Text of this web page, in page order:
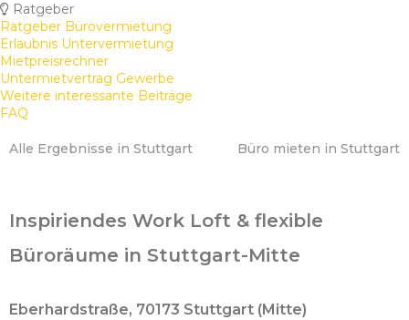
Ratgeber
Ratgeber Bürovermietung
Erlaubnis Untervermietung
Mietpreisrechner
Untermietvertrag Gewerbe
Weitere interessante Beiträge
FAQ
Alle Ergebnisse in Stuttgart Büro mieten in Stuttgart
Inspiriendes Work Loft & flexible
Büroräume in Stuttgart-Mitte
Eberhardstraße, 70173 Stuttgart (Mitte)